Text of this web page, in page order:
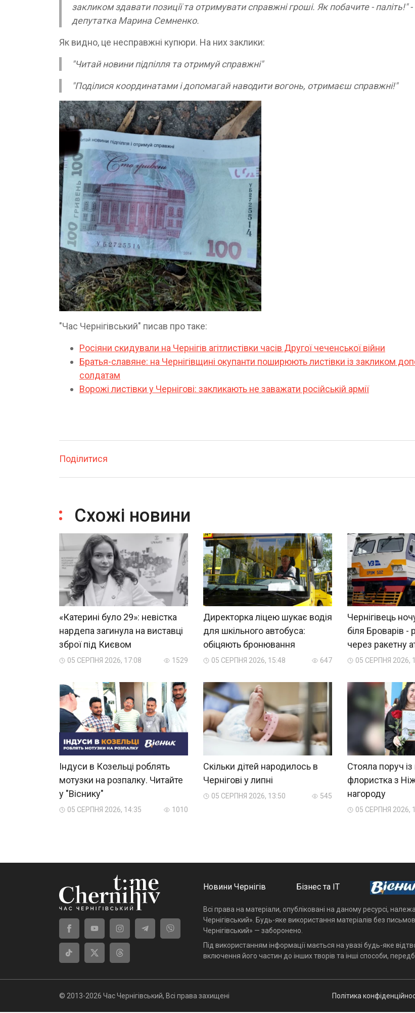
закликом здавати позиції та отримувати справжні гроші. Як побачите - паліть!"
депутатка Марина Семненко.
Як видно, це несправжні купюри. На них заклики:
"Читай новини підпілля та отримуй справжні"
"Поділися координатами і допомагай наводити вогонь, отримаєш справжні!"
"Час Чернігівський" писав про таке:
Росіяни скидували на Чернігів агітлистівки часів Другої чеченської війни
Братья-славяне: на Чернігівщині окупанти поширюють листівки із закликом
солдатам
Ворожі листівки у Чернігові: закликають не заважати російській армії
Поділитися
Схожі новини
«Катерині було 29»: невістка
нардепа загинула на виставці
зброї під Києвом
05 СЕРПНЯ 2026, 17:08 1529
Директорка ліцею шукає водія
для шкільного автобуса:
обіцяють бронювання
05 СЕРПНЯ 2026, 15:48 647
Чернігівець
біля Броварів -
через ракетну
05 СЕРПНЯ 2026,
Індуси в Козельці роблять
мотузки на розпалку. Читайте
у "Віснику"
05 СЕРПНЯ 2026, 14:35 1010
Скільки дітей народилось в
Чернігові у липні
05 СЕРПНЯ 2026, 13:50 545
Стояла поруч
флористка з
нагороду
05 СЕРПНЯ 2026,
Новини Чернігів Бізнес та ІТ
Всі права на матеріали, опубліковані на даному ресурсі,
Чернігівський». Будь-яке використання матеріалів без
Чернігівський» — заборонено.
Під використанням інформації мається на увазі будь-яке
включення його частин до інших творів та інші способи,
© 2013-2026 Час Чернігівський, Всі права захищені Політика